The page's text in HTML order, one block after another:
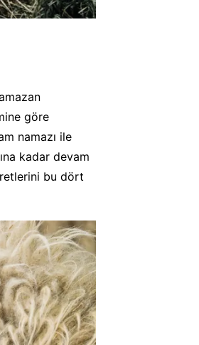
göre
namazı ile
kadar devam
bu dört